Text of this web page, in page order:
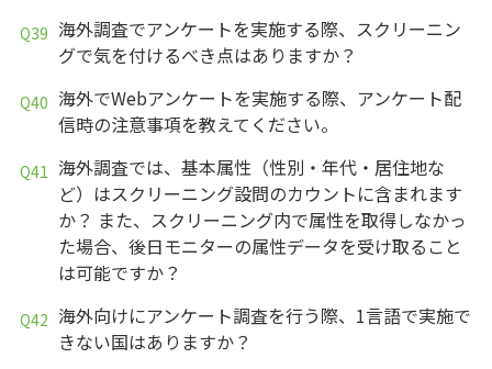
海外調査でアンケートを実施する際、スクリーニン
グで気を付けるべき点はありますか？
海外でWebアンケートを実施する際、アンケート配
信時の注意事項を教えてください。
海外調査では、基本属性（性別・年代・居住地な
ど）はスクリーニング設問のカウントに含まれます
か？ また、スクリーニング内で属性を取得しなかっ
た場合、後日モニターの属性データを受け取ること
は可能ですか？
海外向けにアンケート調査を行う際、1言語で実施で
きない国はありますか？